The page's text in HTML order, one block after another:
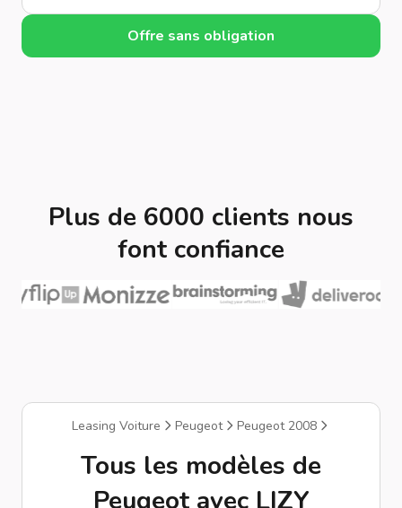
Offre sans obligation
Plus de 6000 clients nous
font confiance
Leasing Voiture Peugeot Peugeot 2008
Tous les modèles de
Peugeot avec LIZY